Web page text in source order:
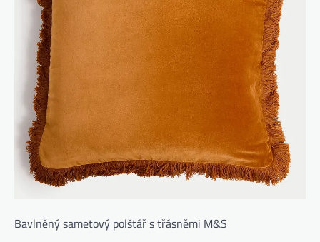
Bavlněný sametový polštář s třásněmi M&S